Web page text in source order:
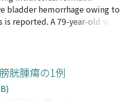
hernia was performed by
the pelvic cavity and closing
resection of the bladder wall.
was uneventful. The previous
hernia are reviewed and the
the treatment are
Norio;Sekihara, Tetsuo;
Masahiro
bladder hemorrhage owing to
reported. A 79-year-old woman
irradiation for cancer of
hysterectomy in 1988. No
were effective. Then we
her bladder. After the
a state of allergic shock.
胱腫瘍の1例